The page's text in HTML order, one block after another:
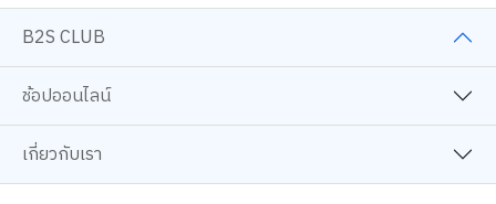
B2S CLUB
ช้อปออนไลน์
เกี่ยวกับเรา